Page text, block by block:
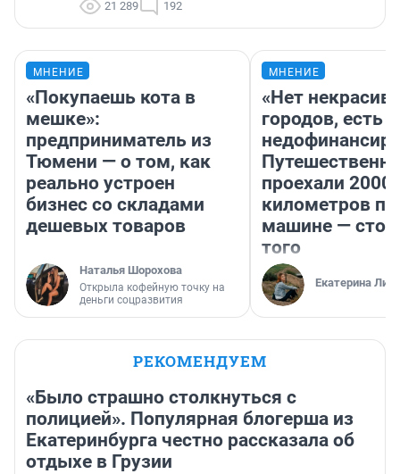
21 289 192
МНЕНИЕ
«Покупаешь кота в
мешке»:
предприниматель из
Тюмени — о том, как
реально устроен
бизнес со складами
дешевых товаров
Наталья Шорохова
Открыла кофейную точку на
деньги соцразвития
МНЕНИЕ
«Нет
городов, есть
проехали 2000
километров по
машине —
того
Екатерина
РЕКОМЕНДУЕМ
«Было страшно столкнуться с
полицией». Популярная блогерша из
Екатеринбурга честно рассказала об
отдыхе в Грузии